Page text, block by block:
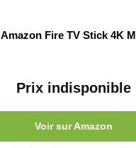
Amazon Fire TV Stick 4K
Prix indisponible
Voir sur Amazon